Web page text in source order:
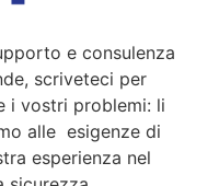
e consulenza
scriveteci per
i vostri problemi: li
alle esigenze di
esperienza nel